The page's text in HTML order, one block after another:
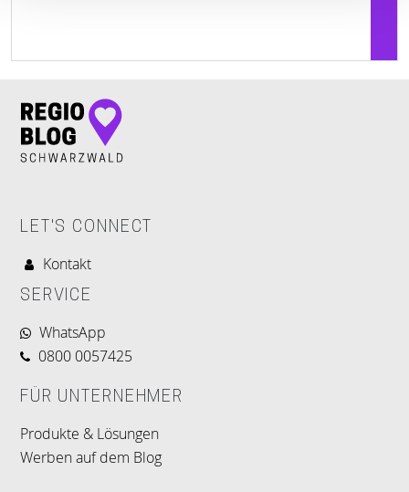
LET'S CONNECT
Kontakt
SERVICE
WhatsApp
0800 0057425
FÜR UNTERNEHMER
Produkte & Lösungen
Werben auf dem Blog